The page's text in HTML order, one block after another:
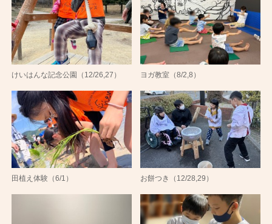
けいはんな記念公園（12/26,27） ヨガ教室（8/2,8）
田植え体験（6/1） お餅つき（12/28,29）